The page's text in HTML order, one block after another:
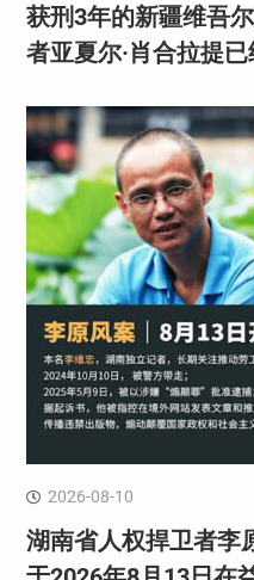
获刑3年的新疆维吾
者亚夏尔·肖合拉提
2026-08-10
湖南省人权捍卫者李